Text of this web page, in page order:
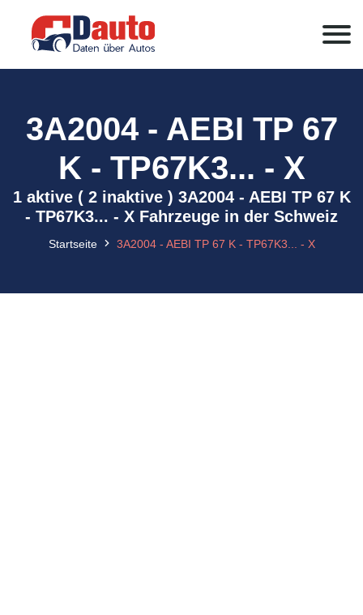
3A2004 - AEBI TP 67
K - TP67K3... - X
1 aktive ( 2 inaktive ) 3A2004 - AEBI TP 67 K
- TP67K3... - X Fahrzeuge in der Schweiz
Startseite 3A2004 - AEBI TP 67 K - TP67K3... - X